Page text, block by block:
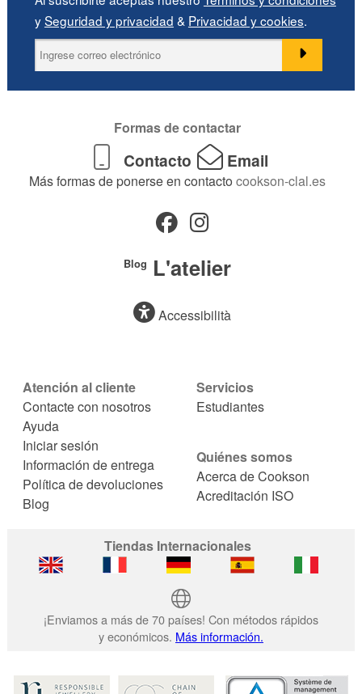
ySeguridad y privacidad & Privacidad y cookies.
Formas de contactar
Contacto Email
Más formas de ponerse en contacto cookson-clal.es
Blog L'atelier
Accessibilità
Atención al cliente
Contacte con nosotros
Ayuda
Iniciar sesión
Información de entrega
Política de devoluciones
Blog
Servicios
Estudiantes
Quiénes somos
Acerca de Cookson
Acreditación ISO
Tiendas Internacionales
¡Enviamos a más de 70 países! Con métodos rápidos
y económicos. Más información.